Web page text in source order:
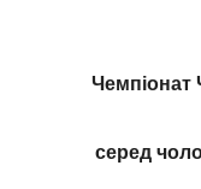
Чемпіонат
серед